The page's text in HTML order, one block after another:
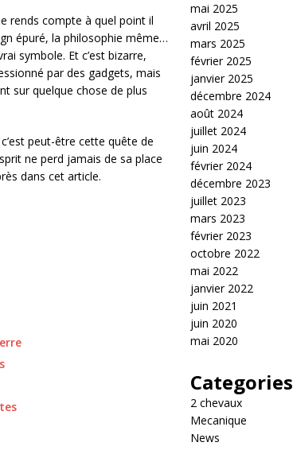
rends compte à quel point il
épuré, la philosophie même…
symbole. Et c’est bizarre,
par des gadgets, mais
sur quelque chose de plus
peut-être cette quête de
ne perd jamais de sa place
dans cet article.
mai 2025
avril 2025
mars 2025
février 2025
janvier 2025
décembre 2024
août 2024
juillet 2024
juin 2024
février 2024
décembre 2023
juillet 2023
mars 2023
février 2023
octobre 2022
mai 2022
janvier 2022
juin 2021
juin 2020
mai 2020
Categories
2 chevaux
Mecanique
News